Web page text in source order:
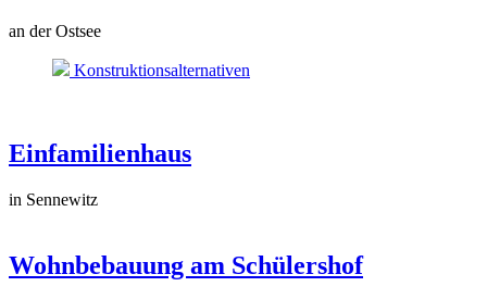
an der Ostsee
Konstruktionsalternativen
Einfamilienhaus
in Sennewitz
Wohnbebauung am Schülershof